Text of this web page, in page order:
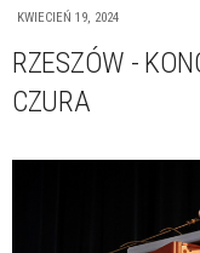
KWIECIEŃ 19, 2024
RZESZÓW -
CZURA